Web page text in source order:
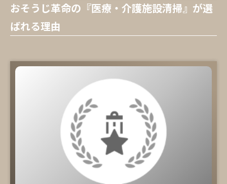
おそうじ革命の『医療・介護施設清掃』が選
ばれる理由